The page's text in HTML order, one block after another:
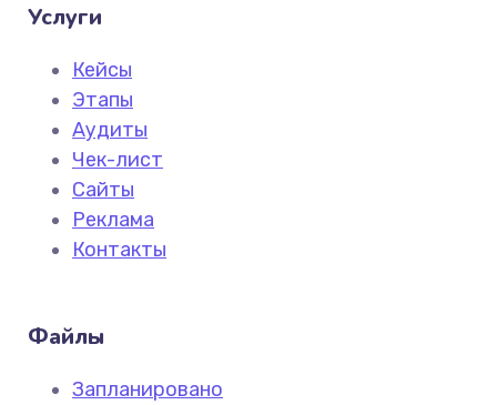
Услуги
Кейсы
Этапы
Аудиты
Чек-лист
Сайты
Реклама
Контакты
Файлы
Запланировано